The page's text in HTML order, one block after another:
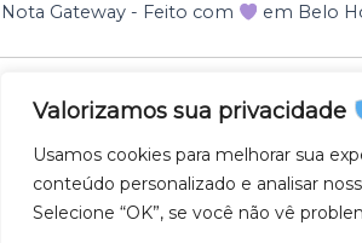
Valorizamos sua privacidade
Usamos cookies para melhorar sua
conteúdo personalizado e analisar
Selecione “OK”, se você não vê
Nota Gateway - Feito com em Belo
Nota Gateway — 2011 - 2025 © Todos
NOTA GATEWAY
LTDA
CNPJ 57.743.975/
AV. GETULIO VARGAS 671 - SL500,